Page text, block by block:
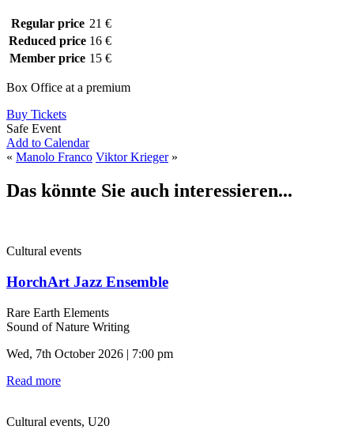
Regular price 21 €
Reduced price 16 €
Member price 15 €
Box Office at a premium
Buy Tickets
Safe Event
Add to Calendar
« Manolo Franco Viktor Krieger»
Das könnte Sie auch interessieren...
Cultural events
HorchArt Jazz Ensemble
Rare Earth Elements
Sound of Nature Writing
Wed, 7th October 2026 | 7:00 pm
Read more
Cultural events, U20